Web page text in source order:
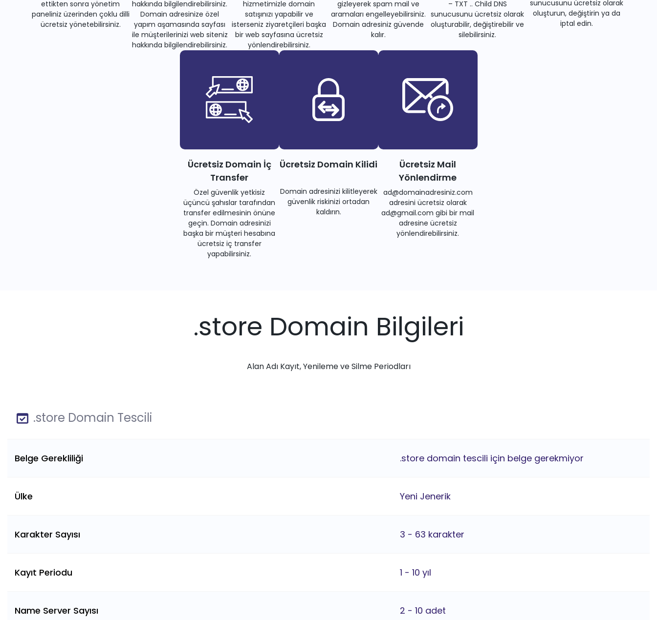
ettikten sonra yönetim
paneliniz üzerinden çoklu dilli
ücretsiz yönetebilirsiniz.
hakkında bilgilendirebilirsiniz.
Domain adresinize özel
yapım aşamasında sayfası
ile müşterilerinizi web siteniz
hakkında bilgilendirebilirsiniz.
hizmetimizle domain
satışınızı yapabilir ve
isterseniz ziyaretçileri başka
bir web sayfasına ücretsiz
yönlendirebilirsiniz.
gizleyerek spam mail ve
aramaları engelleyebilirsiniz.
Domain adresiniz güvende
kalır.
– TXT .. Child DNS
sunucusunu ücretsiz olarak
oluşturabilir, değiştirebilir ve
silebilirsiniz.
sunucusunu ücretsiz olarak
oluşturun, değiştirin ya da
iptal edin.
Ücretsiz Domain İç
Transfer
Özel güvenlik yetkisiz
üçüncü şahıslar tarafından
transfer edilmesinin önüne
geçin. Domain adresinizi
başka bir müşteri hesabına
ücretsiz iç transfer
yapabilirsiniz.
Ücretsiz Domain Kilidi
Domain adresinizi kilitleyerek
güvenlik riskinizi ortadan
kaldırın.
Ücretsiz Mail
Yönlendirme
ad@domainadresiniz.com
adresini ücretsiz olarak
ad@gmail.com gibi bir mail
adresine ücretsiz
yönlendirebilirsiniz.
.store Domain Bilgileri
Alan Adı Kayıt, Yenileme ve Silme Periodları
.store Domain Tescili
Belge Gerekliliği .store domain tescili için belge gerekmiyor
Ülke Yeni Jenerik
Karakter Sayısı 3 - 63 karakter
Kayıt Periodu 1 - 10 yıl
Name Server Sayısı 2 - 10 adet